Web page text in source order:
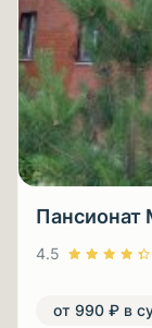
Пансионат
4.5
от 990 ₽ в